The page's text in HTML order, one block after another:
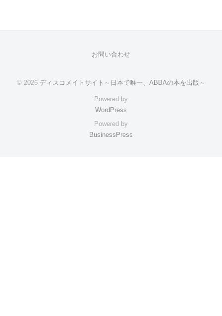
お問い合わせ
© 2026 ディスコメイトサイト～日本で唯一、ABBAの本を出版～
Powered by
WordPress
Powered by
BusinessPress